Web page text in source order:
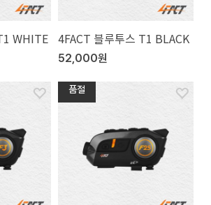
WHITE 4FACT 블루투스 T1 BLACK
52,000원
품절